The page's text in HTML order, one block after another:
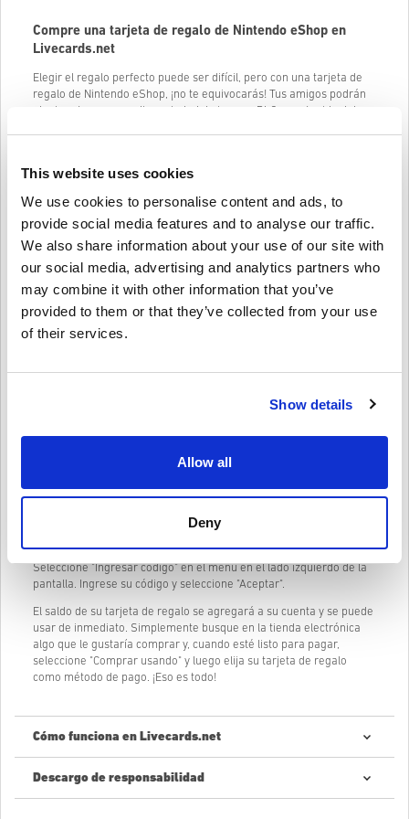
This website uses cookies
We use cookies to personalise content and ads, to
provide social media features and to analyse our traffic.
We also share information about your use of our site with
our social media, advertising and analytics partners who
may combine it with other information that you’ve
provided to them or that they’ve collected from your use
of their services.
Show details
Allow all
Deny
Compre una tarjeta de regalo de Nintendo eShop en
Livecards.net
Elegir el regalo perfecto puede ser difícil, pero con una tarjeta de
regalo de Nintendo eShop, ¡no te equivocarás! Tus amigos podrán
elegir entre una amplia variedad de juegos, DLC y contenido del
obtener los últimos juegos y complementos tan pronto como se
juegos digitales. Ya sea que les gusteMario Kart, Zelda, Splatoon o
cualquier otra franquicia de Nintendo, seguramente encontrarán
Aquí hay algunas denominaciones de tarjetas Nintendo eShop que
Tarjeta Nintendo eShop 20 USD
Tarjeta Nintendo eShop 35 USD
moneda que corresponde a la configuración de su país/región. ¡Así
de regalo de Nintendo eShop hoy mismo! ¡Tus amigos te lo
¿Cómo canjear su tarjeta de regalo de Nintendo eShop?
Suponiendo que ya tiene una cuenta de Nintendo, inicie sesión y
Seleccione "Ingresar código" en el menú en el lado izquierdo de la
pantalla. Ingrese su código y seleccione "Aceptar".
El saldo de su tarjeta de regalo se agregará a su cuenta y se puede
usar de inmediato. Simplemente busque en la tienda electrónica
algo que le gustaría comprar y, cuando esté listo para pagar,
seleccione "Comprar usando" y luego elija su tarjeta de regalo
como método de pago. ¡Eso es todo!
Cómo funciona en Livecards.net
¿Nuevo en Livecards.net? Comprar códigos digitales es rápido y
fácil:
Descargo de responsabilidad